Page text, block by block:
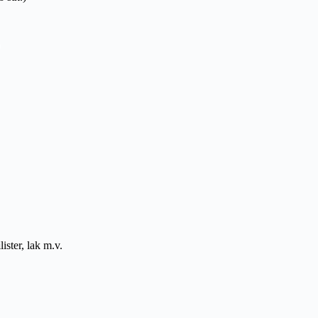
lak m.v.